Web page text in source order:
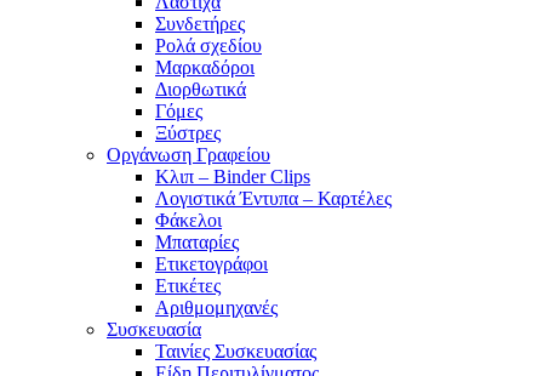
Συνδετήρες
Ρολά σχεδίου
Μαρκαδόροι
Διορθωτικά
Γόμες
Ξύστρες
Οργάνωση Γραφείου
Κλιπ – Binder Clips
Λογιστικά Έντυπα – Καρτέλες
Φάκελοι
Μπαταρίες
Ετικετογράφοι
Ετικέτες
Αριθμομηχανές
Συσκευασία
Ταινίες Συσκευασίας